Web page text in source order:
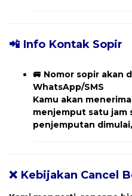
📲 Info Kontak Sopir
🚐 Nomor sopir akan
WhatsApp/SMS
Kamu akan menerima
menjemput satu jam
penjemputan
❌ Kebijakan Cancel